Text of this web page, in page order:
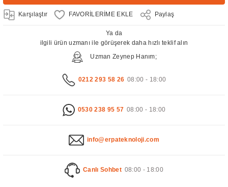
Karşılaştır Paylaş
Ya da
ilgili ürün uzmanı ile görüşerek daha hızlı teklif alın
Uzman Zeynep Hanım;
0212 293 58 26 08:00 - 18:00
0530 238 95 57 08:00 - 18:00
info@erpateknoloji.com
Canlı Sohbet 08:00 - 18:00